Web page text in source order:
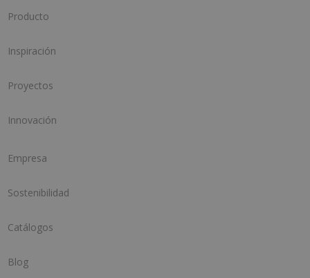
Producto
Inspiración
Proyectos
Innovación
Empresa
Sostenibilidad
Catálogos
Blog